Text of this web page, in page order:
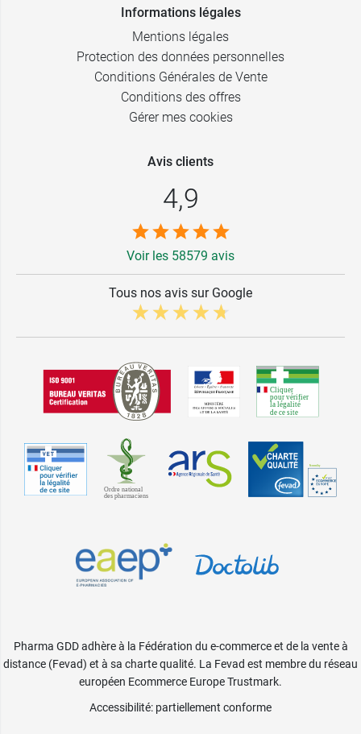
Informations légales
Mentions légales
Protection des données personnelles
Conditions Générales de Vente
Conditions des offres
Gérer mes cookies
Avis clients
4,9
Voir les 58579 avis
Tous nos avis sur Google
Pharma GDD adhère à la Fédération du e-commerce et de la vente à
distance (Fevad) et à sa charte qualité. La Fevad est membre du réseau
européen Ecommerce Europe Trustmark.
Accessibilité: partiellement conforme